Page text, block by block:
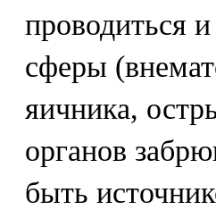
проводиться
сферы
яичника,
органов
быть